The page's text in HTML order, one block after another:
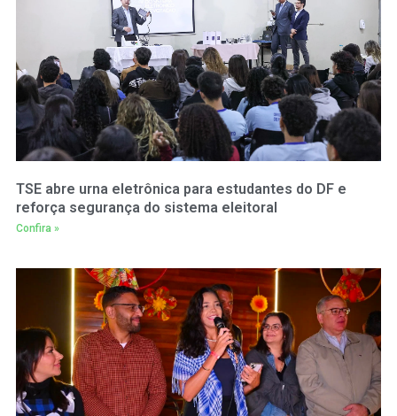
TSE abre urna eletrônica para estudantes do DF e
reforça segurança do sistema eleitoral
Confira »